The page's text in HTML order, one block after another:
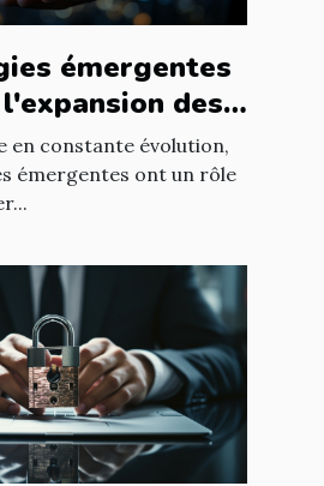
émergentes
des
en constante évolution,
émergentes ont un rôle